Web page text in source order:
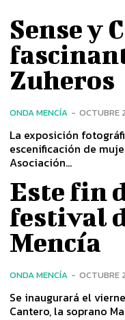
Sense y
Zuheros
ONDA MENCÍA - OCTUBRE
La exposición
escenificación de
Asociación...
Este fin
festival
Mencía
ONDA MENCÍA - OCTUBRE
Se inaugurará el
Cantero, la soprano